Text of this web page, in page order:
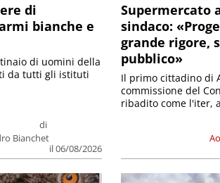
di
bianche e
di
Bianchet
il 06/08/2026
di uomini della
da tutti gli istituti
Supermercato
sindaco:
grande rigore,
pubblico»
Il primo cittadino di
commissione del
ribadito come l'iter,